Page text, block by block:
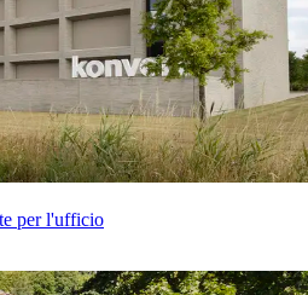
per l'ufficio